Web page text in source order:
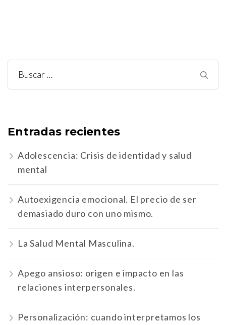
Buscar:
Entradas recientes
Adolescencia: Crisis de identidad y salud
mental
Autoexigencia emocional. El precio de ser
demasiado duro con uno mismo.
La Salud Mental Masculina.
Apego ansioso: origen e impacto en las
relaciones interpersonales.
Personalización: cuando interpretamos los